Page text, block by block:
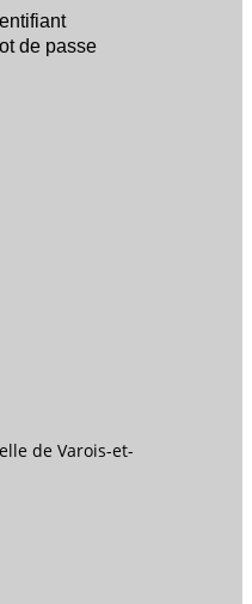
de passe
de Varois-et-